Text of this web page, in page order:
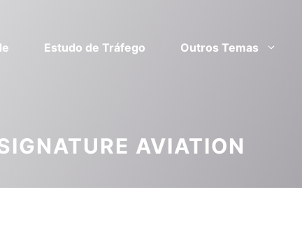
Estudo de Tráfego Outros Temas
AVIATION